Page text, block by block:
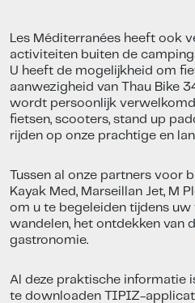
Les Méditerranées heeft ook
activiteiten buiten de
U heeft de mogelijkheid om
aanwezigheid van Thau Bike
wordt persoonlijk
fietsen, scooters, stand up
rijden op onze prachtige en
Tussen al onze partners voor
Kayak Med, Marseillan Jet, M
om u te begeleiden tijdens
wandelen, het ontdekken van
gastronomie.
Al deze praktische informatie
te downloaden TIPIZ-